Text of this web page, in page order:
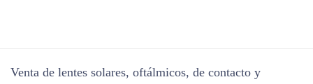
Venta de lentes solares, oftálmicos, de contacto y